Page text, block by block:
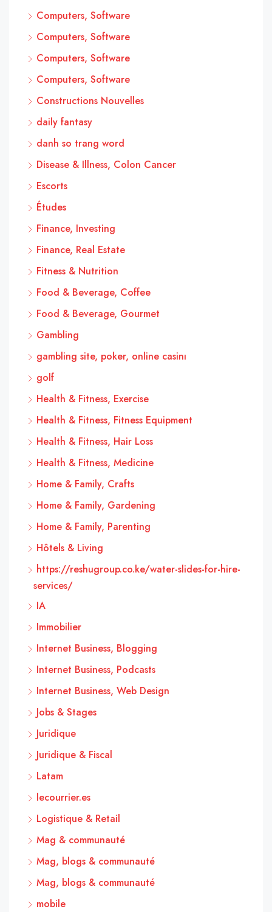
Computers, Software
Computers, Software
Computers, Software
Computers, Software
Constructions Nouvelles
daily fantasy
danh so trang word
Disease & Illness, Colon Cancer
Escorts
Études
Finance, Investing
Finance, Real Estate
Fitness & Nutrition
Food & Beverage, Coffee
Food & Beverage, Gourmet
Gambling
gambling site, poker, online casinı
golf
Health & Fitness, Exercise
Health & Fitness, Fitness Equipment
Health & Fitness, Hair Loss
Health & Fitness, Medicine
Home & Family, Crafts
Home & Family, Gardening
Home & Family, Parenting
Hôtels & Living
https://reshugroup.co.ke/water-slides-for-hire-
services/
IA
Immobilier
Internet Business, Blogging
Internet Business, Podcasts
Internet Business, Web Design
Jobs & Stages
Juridique
Juridique & Fiscal
Latam
lecourrier.es
Logistique & Retail
Mag & communauté
Mag, blogs & communauté
Mag, blogs & communauté
mobile